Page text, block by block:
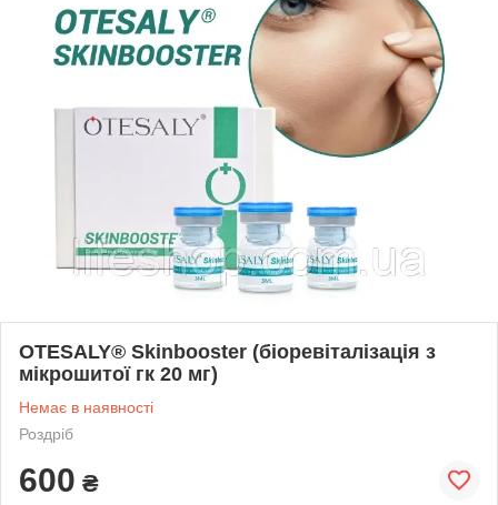
OTESALY® Skinbooster (біоревіталізація з
мікрошитої гк 20 мг)
Немає в наявності
Роздріб
600 ₴